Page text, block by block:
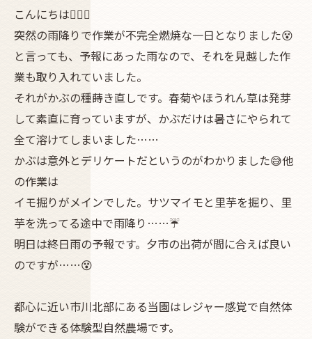
こんにちは🙍🏿‍♂️
突然の雨降りで作業が不完全燃焼な一日となりました😵
と言っても、予報にあった雨なので、それを見越した作
業も取り入れていました。
それがかぶの種蒔き直しです。春菊やほうれん草は発芽
して素直に育っていますが、かぶだけは暑さにやられて
全て溶けてしまいました……
かぶは意外とデリケートだというのがわかりました😅他
の作業は
イモ掘りがメインでした。サツマイモと里芋を掘り、里
芋を洗ってる途中で雨降り……☔️
明日は終日雨の予報です。夕市の出荷が間に合えば良い
のですが……😵
都心に近い市川北部にある当園はレジャー感覚で自然体
験ができる体験型自然農場です。